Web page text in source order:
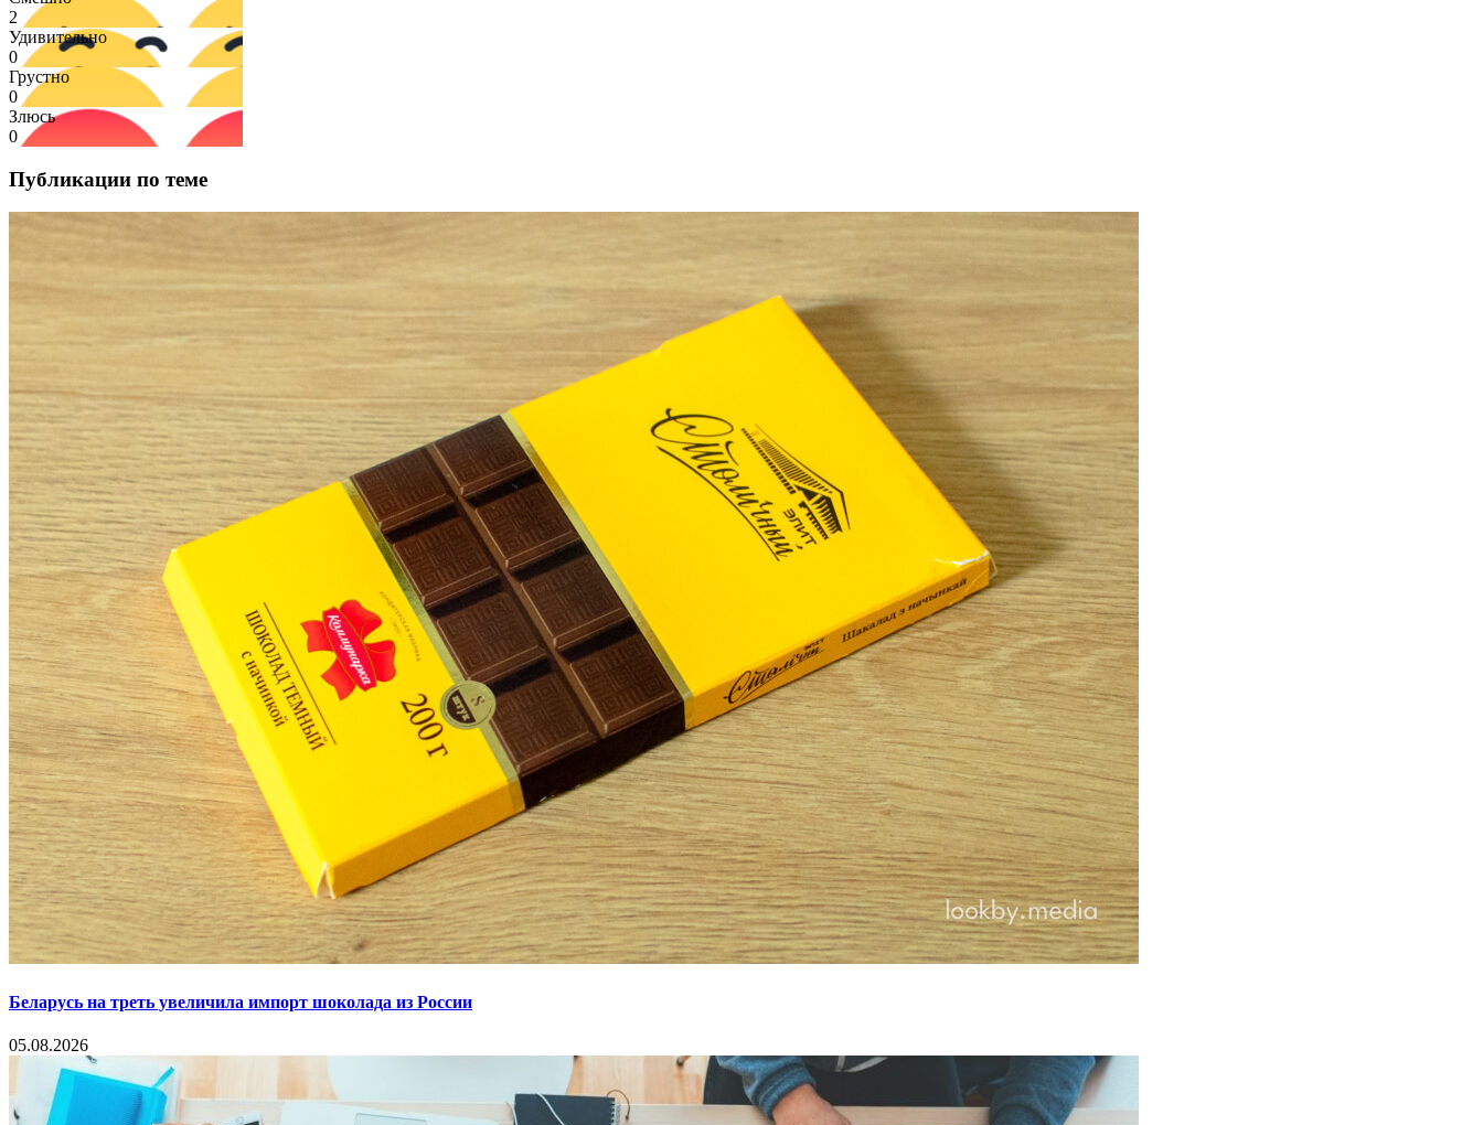
2
Удивительно
0
Грустно
0
Злюсь
0
Публикации по теме
Беларусь на треть увеличила импорт шоколада из России
05.08.2026